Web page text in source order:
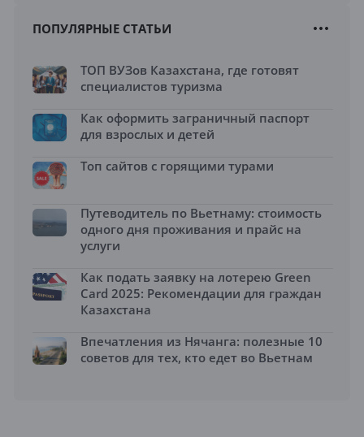
ПОПУЛЯРНЫЕ СТАТЬИ
ТОП ВУЗов Казахстана, где готовят
специалистов туризма
Как оформить заграничный паспорт
для взрослых и детей
Топ сайтов с горящими турами
Путеводитель по Вьетнаму: стоимость
одного дня проживания и прайс на
услуги
Как подать заявку на лотерею Green
Card 2025: Рекомендации для граждан
Казахстана
Впечатления из Нячанга: полезные 10
советов для тех, кто едет во Вьетнам